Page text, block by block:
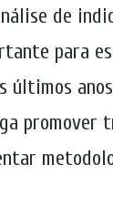
de
para
últimos
promover